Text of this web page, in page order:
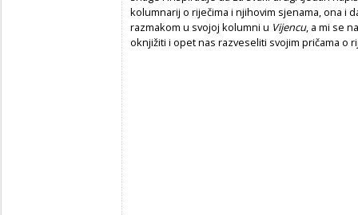
kolumnarij o riječima i njihovim sjenama, ona i
razmakom u svojoj kolumni u Vijencu, a mi se
oknjižiti i opet nas razveseliti svojim pričama o